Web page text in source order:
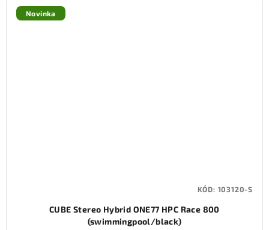
Novinka
CUBE Stereo Hybrid ONE77 HPC Race 800
(swimmingpool/black)
KÓD: 103120-S